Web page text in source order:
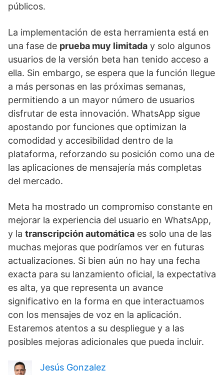
públicos.
La implementación de esta herramienta está en
una fase de prueba muy limitada y solo algunos
usuarios de la versión beta han tenido acceso a
ella. Sin embargo, se espera que la función llegue
a más personas en las próximas semanas,
permitiendo a un mayor número de usuarios
disfrutar de esta innovación. WhatsApp sigue
apostando por funciones que optimizan la
comodidad y accesibilidad dentro de la
plataforma, reforzando su posición como una de
las aplicaciones de mensajería más completas
del mercado.
Meta ha mostrado un compromiso constante en
mejorar la experiencia del usuario en WhatsApp,
y la transcripción automática es solo una de las
muchas mejoras que podríamos ver en futuras
actualizaciones. Si bien aún no hay una fecha
exacta para su lanzamiento oficial, la expectativa
es alta, ya que representa un avance
significativo en la forma en que interactuamos
con los mensajes de voz en la aplicación.
Estaremos atentos a su despliegue y a las
posibles mejoras adicionales que pueda incluir.
Jesús Gonzalez